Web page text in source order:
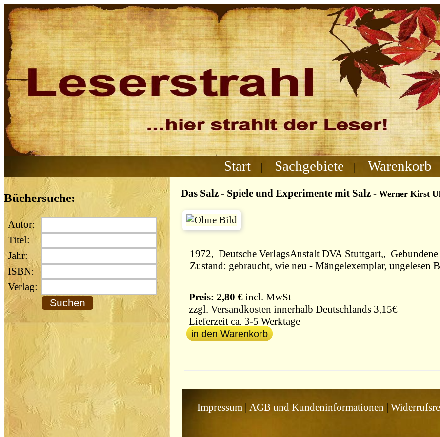
Start | Sachgebiete | Warenkorb
Büchersuche:
Autor:
Titel:
Jahr:
ISBN:
Verlag:
Das Salz - Spiele und Experimente mit Salz- Werner Kirst
1972, Deutsche VerlagsAnstalt
Zustand: gebraucht, wie neu - Mängelexemplar, ungelesen
Preis: 2,80 €incl. MwSt
zzgl. Versandkosten innerhalb Deutschlands 3,15€
Lieferzeit ca. 3-5 Werktage
in den Warenkorb
Impressum| AGB und Kundeninformationen |